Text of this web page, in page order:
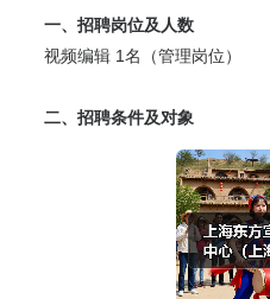
一、招聘岗位及人数
视频编辑 1名（管理岗位）
二、招聘条件及对象